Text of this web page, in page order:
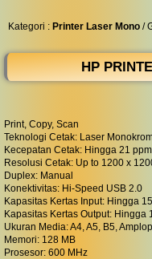
Kategori : Printer Laser Mono /
HP
Print, Copy, Scan
Teknologi Cetak: Laser
Kecepatan Cetak: Hingga 21
Resolusi Cetak: Up to 1200 x
Duplex: Manual
Konektivitas: Hi-Speed USB 2.0
Kapasitas Kertas Input: Hingga
Kapasitas Kertas Output: Hingga
Ukuran Media: A4, A5, B5, Amplop
Memori: 128 MB
Prosesor: 600 MHz